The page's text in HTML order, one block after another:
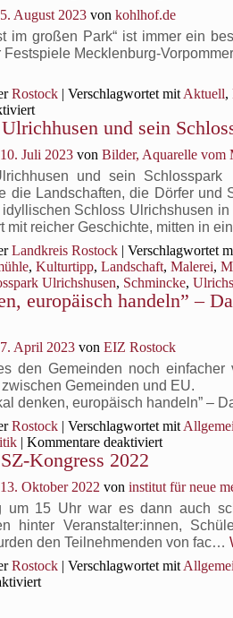
5. August 2023 von kohlhof.de
im großen Park“ ist immer ein
Festspiele Mecklenburg-
Rostock | Verschlagwortet mit Aktuell,
für
Ein
normaler
Tag
in
Ludwigslust
und sein
10. Juli 2023 von Bilder, Aquarelle vom
und sein
die Landschaften, die Dörfer
idyllischen Schloss Ulrichshusen
mit reicher Geschichte, mitten in
Landkreis Rostock | Verschlagwortet
, Kulturtipp, Landschaft, Malerei,
Ulrichshusen, Schmincke,
europäisch handeln” –
7. April 2023 von EIZ Rostock
den Gemeinden noch
Gemeinden und EU.
denken, europäisch handeln” –
Rostock | Verschlagwortet mit
| Kommentare deaktiviertfür
europäisch
handeln”
–
Das
Projekt
Kongress 2022
13. Oktober 2022 von institut für neue
um 15 Uhr war es dann auch
hinter Veranstalter:innen,
den Teilnehmenden von fac…
Rostock | Verschlagwortet mit
für